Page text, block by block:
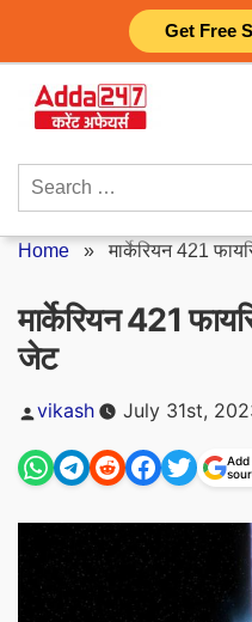
Get Free
content
Search
Home »मार्केरियन 421
मार्केरियन 421
जेट
Posted
vikash July 31st,